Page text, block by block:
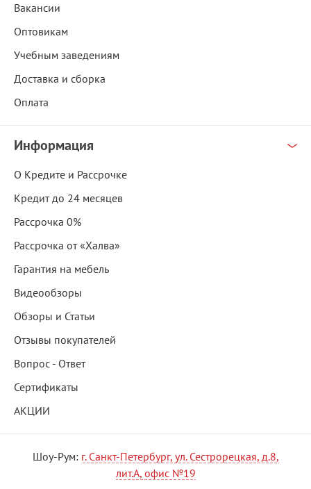
Вакансии
Оптовикам
Учебным заведениям
Доставка и сборка
Оплата
Информация
О Кредите и Рассрочке
Кредит до 24 месяцев
Рассрочка 0%
Рассрочка от «Халва»
Гарантия на мебель
Видеообзоры
Обзоры и Статьи
Отзывы покупателей
Вопрос - Ответ
Сертификаты
АКЦИИ
Шоу-Рум: г. Санкт-Петербург, ул. Сестрорецкая, д.8,
лит.А, офис №19